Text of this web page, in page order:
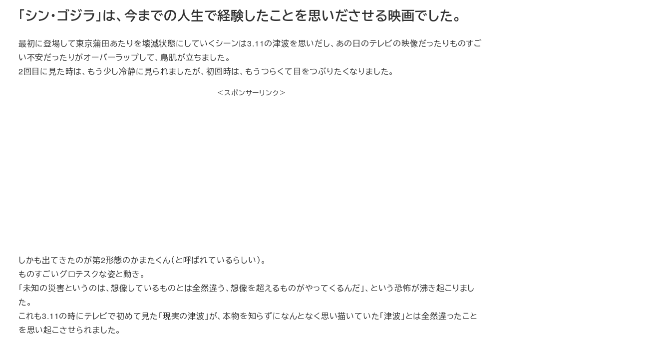
「シン・ゴジラ」は、今までの人生で経験したことを思いださせる映画でした。
最初に登場して東京蒲田あたりを壊滅状態にしていくシーンは3.11の津波を思いだし、あの日のテレビの映像だったりものすご
い不安だったりがオーバーラップして、鳥肌が立ちました。
2回目に見た時は、もう少し冷静に見られましたが、初回時は、もうつらくて目をつぶりたくなりました。
＜スポンサーリンク＞
しかも出てきたのが第2形態のかまたくん（と呼ばれているらしい）。
ものすごいグロテスクな姿と動き。
「未知の災害というのは、想像しているものとは全然違う、想像を超えるものがやってくるんだ」、という恐怖が沸き起こりまし
た。
これも3.11の時にテレビで初めて見た「現実の津波」が、本物を知らずになんとなく思い描いていた「津波」とは全然違ったこと
を思い起こさせられました。